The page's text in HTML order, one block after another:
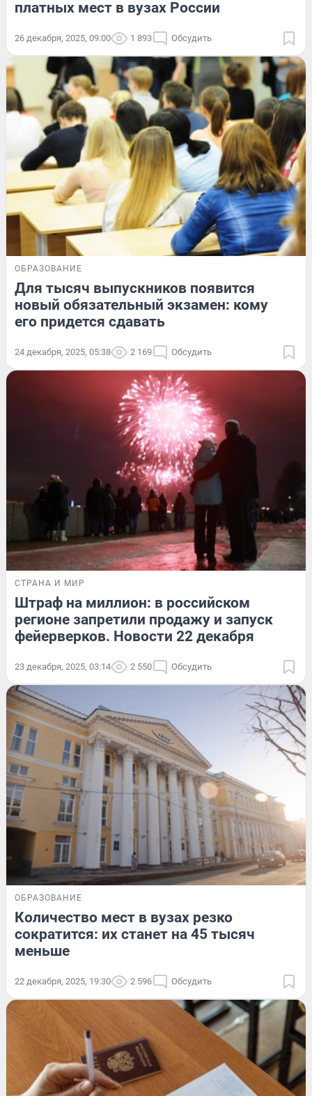
платных мест в вузах России
26 декабря, 2025, 09:00 1 893 Обсудить
ОБРАЗОВАНИЕ
Для тысяч выпускников появится
новый обязательный экзамен: кому
его придется сдавать
24 декабря, 2025, 05:38 2 169 Обсудить
СТРАНА И МИР
Штраф на миллион: в российском
регионе запретили продажу и запуск
фейерверков. Новости 22 декабря
23 декабря, 2025, 03:14 2 550 Обсудить
ОБРАЗОВАНИЕ
Количество мест в вузах резко
сократится: их станет на 45 тысяч
меньше
22 декабря, 2025, 19:30 2 596 Обсудить